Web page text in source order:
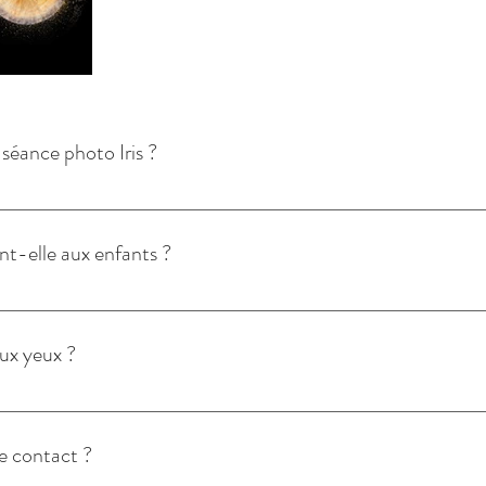
photo Iris ?
en 10 minutes par personne. Mais selon la composition et les
elle aux enfants ?
Le système est sans danger pour eux mais il est
yeux ?
et n’implique aucun contact direct avec l’œil. De plus, cela ne dure
contact ?